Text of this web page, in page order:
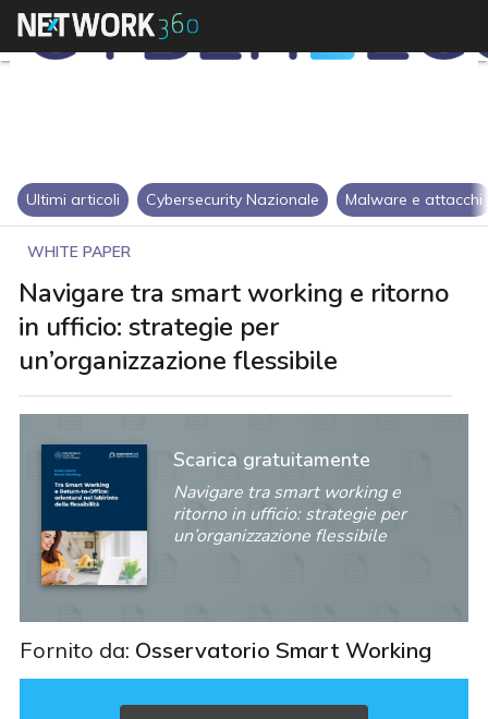
Ultimi articoli Cybersecurity Nazionale Malware e attacchi
WHITE PAPER
Navigare tra smart working e ritorno
in ufficio: strategie per
un’organizzazione flessibile
Scarica gratuitamente
Navigare tra smart working e
ritorno in ufficio: strategie per
un’organizzazione flessibile
Fornito da: Osservatorio Smart Working